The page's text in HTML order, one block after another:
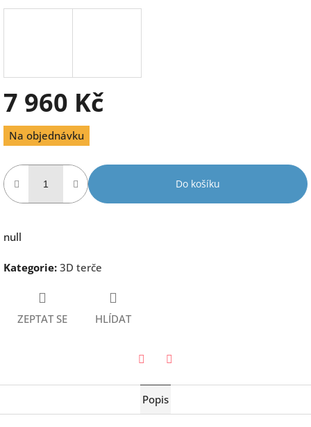
7 960 Kč
Měrná
cena:
Na objednávku
Do košíku
null
Kategorie: 3D terče
ZEPTAT SE HLÍDAT
Popis